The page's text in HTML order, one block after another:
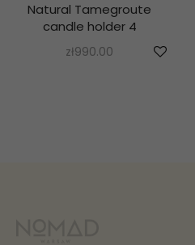
Natural Tamegroute
candle holder 4
zł990.00